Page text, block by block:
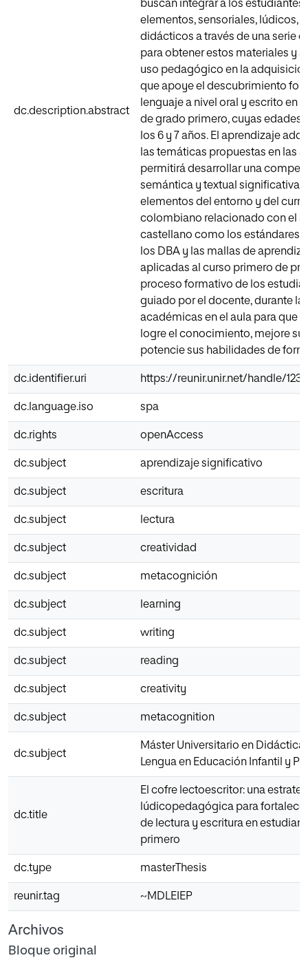
dc.description.abstract
buscan integrar a los estudiantes
elementos, sensoriales, lúdicos,
didácticos a través de una serie
para obtener estos materiales y
uso pedagógico en la
que apoye el descubrimiento
lenguaje a nivel oral y escrito en
de grado primero, cuyas edades
los 6 y 7 años. El aprendizaje
las temáticas propuestas en las
permitirá desarrollar una
semántica y textual significativa,
elementos del entorno y del
colombiano relacionado con el
castellano como los estándares
los DBA y las mallas de
aplicadas al curso primero de
proceso formativo de los
guiado por el docente, durante
académicas en el aula para que
logre el conocimiento, mejore
potencie sus habilidades de
dc.identifier.uri https://reunir.unir.net/handle/
dc.language.iso spa
dc.rights openAccess
dc.subject aprendizaje significativo
dc.subject escritura
dc.subject lectura
dc.subject creatividad
dc.subject metacognición
dc.subject learning
dc.subject writing
dc.subject reading
dc.subject creativity
dc.subject metacognition
dc.subject
Máster Universitario en Didáctica
Lengua en Educación Infantil y
dc.title
El cofre lectoescritor: una
lúdicopedagógica para
de lectura y escritura en
primero
dc.type masterThesis
reunir.tag ~MDLEIEP
Archivos
Bloque original